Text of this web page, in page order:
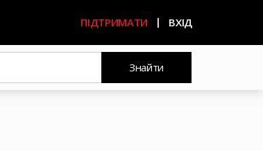
ПІДТРИМАТИ ВХІД
Знайти